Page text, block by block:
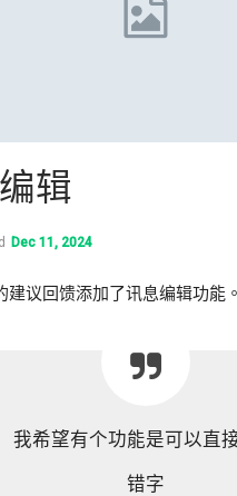
辑
Dec 11, 2024
建议回馈添加了讯息编辑功能。
我希望有个功能是可以直
错字